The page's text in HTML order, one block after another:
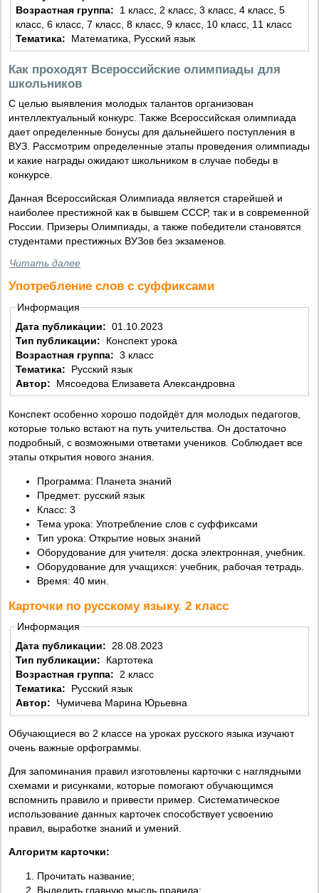
Возрастная группа:
класс, 6 класс, 7 класс, 8 класс, 9 класс, 10 класс, 11 класс
Тематика:
Математика, Русский язык
Как проходят Всероссийские олимпиады для
школьников
С целью выявления молодых талантов организован
интеллектуальный конкурс. Также Всероссийская олимпиада
дает определенные бонусы для дальнейшего поступления в
ВУЗ. Рассмотрим определенные этапы проведения олимпиады
и какие награды ожидают школьником в случае победы в
конкурсе.
Данная Всероссийская Олимпиада является старейшей и
наиболее престижной как в бывшем СССР, так и в современной
России. Призеры Олимпиады, а также победители становятся
студентами престижных ВУЗов без экзаменов.
Читать далее
Употребление слов с суффиксами
Информация
Дата публикации: 01.10.2023
Тип публикации:
Конспект урока
Возрастная группа: 3 класс
Тематика:
Русский язык
Автор:
Мясоедова Елизавета Александровна
Конспект особенно хорошо подойдёт для молодых педагогов,
которые только встают на путь учительства. Он достаточно
подробный, с возможными ответами учеников. Соблюдает все
этапы открытия нового знания.
Программа: Планета знаний
Предмет: русский язык
Класс: 3
Тема урока: Употребление слов с суффиксами
Тип урока: Открытие новых знаний
Оборудование для учителя: доска электронная, учебник.
Оборудование для учащихся: учебник, рабочая тетрадь.
Время: 40 мин.
Карточки по русскому языку. 2 класс
Информация
Дата публикации: 28.08.2023
Тип публикации:
Картотека
Возрастная группа: 2 класс
Тематика:
Русский язык
Автор:
Чумичева Марина Юрьевна
Обучающиеся во 2 классе на уроках русского языка изучают
очень важные орфограммы.
Для запоминания правил изготовлены карточки с наглядными
схемами и рисунками, которые помогают обучающимся
вспомнить правило и привести пример. Систематическое
использование данных карточек способствует усвоению
правил, выработке знаний и умений.
Алгоритм карточки:
Прочитать название;
Выделить главную мысль правила;